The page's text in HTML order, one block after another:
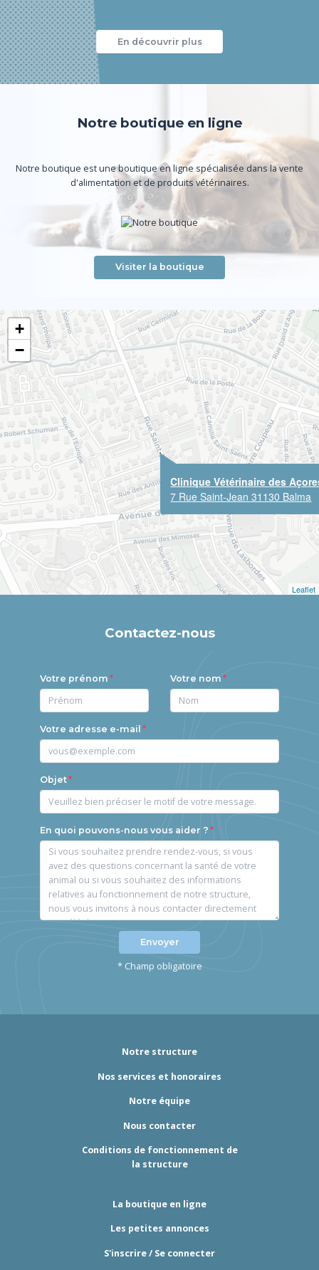
En découvrir plus
Notre boutique en ligne
Notre boutique est une boutique en ligne spécialisée dans la vente
d'alimentation et de produits vétérinaires.
Visiter la boutique
Clinique Vétérinaire des
7 Rue Saint-Jean 31130 Balma
+
−
Leaflet
Contactez-nous
Votre prénom Votre nom
Votre adresse e-mail
Objet
En quoi pouvons-nous vous aider ?
Envoyer
* Champ obligatoire
Notre structure
Nos services et honoraires
Notre équipe
Nous contacter
Conditions de fonctionnement de
la structure
La boutique en ligne
Les petites annonces
S'inscrire / Se connecter